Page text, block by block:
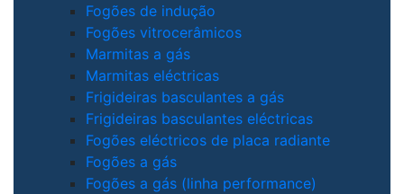
Fogões de indução
Fogões vitrocerâmicos
Marmitas a gás
Marmitas eléctricas
Frigideiras basculantes a gás
Frigideiras basculantes eléctricas
Fogões eléctricos de placa radiante
Fogões a gás
Fogões a gás (linha performance)